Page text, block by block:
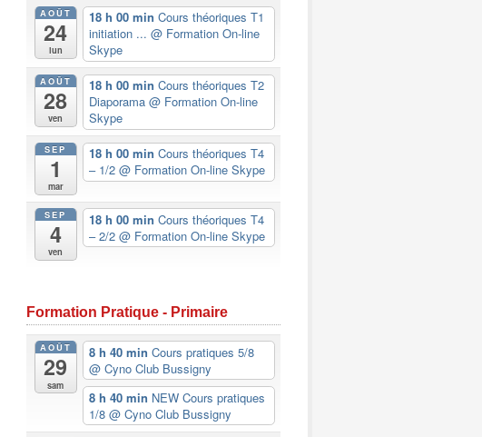
AOÛT
24
lun
18 h 00 min Cours théoriques T1
initiation ... @ Formation On-line
Skype
AOÛT
28
ven
18 h 00 min Cours théoriques T2
Diaporama @ Formation On-line
Skype
SEP
1
mar
18 h 00 min Cours théoriques T4
– 1/2 @ Formation On-line Skype
SEP
4
ven
18 h 00 min Cours théoriques T4
– 2/2 @ Formation On-line Skype
Formation Pratique - Primaire
AOÛT
29
sam
8 h 40 min Cours pratiques 5/8
@ Cyno Club Bussigny
8 h 40 min NEW Cours pratiques
1/8 @ Cyno Club Bussigny